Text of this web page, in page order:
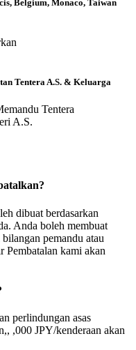
Belgium, Monaco, Taiwan
Tentera A.S. & Keluarga
Tentera
A.S.
dibuat berdasarkan
Anda boleh membuat
pemandu atau
Pembatalan kami akan
perlindungan asas
,000 JPY/kenderaan akan